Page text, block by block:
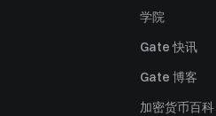
学院
Gate 快讯
Gate 博客
加密货币百科